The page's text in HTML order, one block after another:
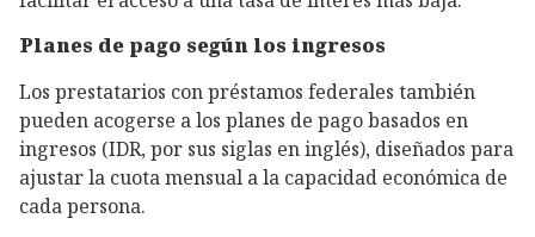
Planes de pago según los ingresos
Los prestatarios con préstamos federales también
pueden acogerse a los planes de pago basados en
ingresos (IDR, por sus siglas en inglés), diseñados para
ajustar la cuota mensual a la capacidad económica de
cada persona.